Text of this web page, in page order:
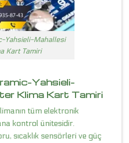
Yahsieli-Mahallesi
Kart Tamiri
Yahsieli-
Klima Kart Tamiri
tüm elektronik
kontrol ünitesidir.
sıcaklık sensörleri ve güç